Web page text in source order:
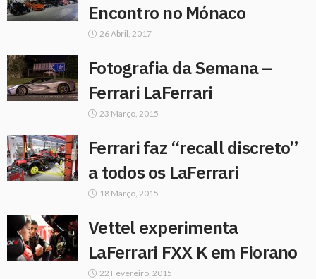
Encontro no Mónaco
26 Abril, 2017
Fotografia da Semana –
Ferrari LaFerrari
23 Março, 2015
Ferrari faz “recall discreto”
a todos os LaFerrari
18 Março, 2015
Vettel experimenta
LaFerrari FXX K em Fiorano
22 Fevereiro, 2015